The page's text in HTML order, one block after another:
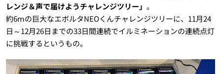
レンジ＆声で届けようチャレンジツリー」 。
約6ⅿの巨大なエボルタNEOくんチャレンジツリーに、11月24
日～12月26日までの33日間連続でイルミネーションの連続点灯
に挑戦するというもの。